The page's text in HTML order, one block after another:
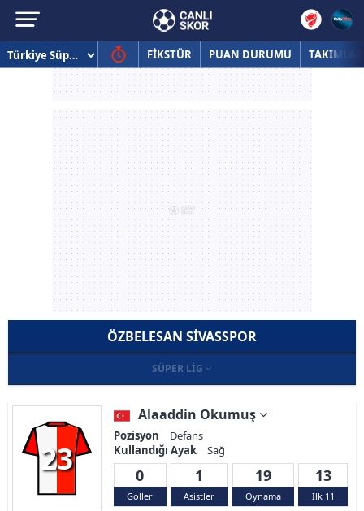
FİKSTÜR PUAN DURUMU TAKIMLAR
ÖZBELESAN SIVASSPOR
SÜPER LIG
23
Alaaddin Okumuş
Pozisyon
Defans
Kullandığı Ayak
Sağ
0
Goller
1
Asistler
19
Oynama
13
İlk 11